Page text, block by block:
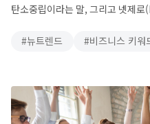
뉴트렌드 비즈니스 키워
탄소중립이라는 말, 그리고 넷제
그냥 생존만 하더라도 이산화탄소
가장 먼저 인간의 …